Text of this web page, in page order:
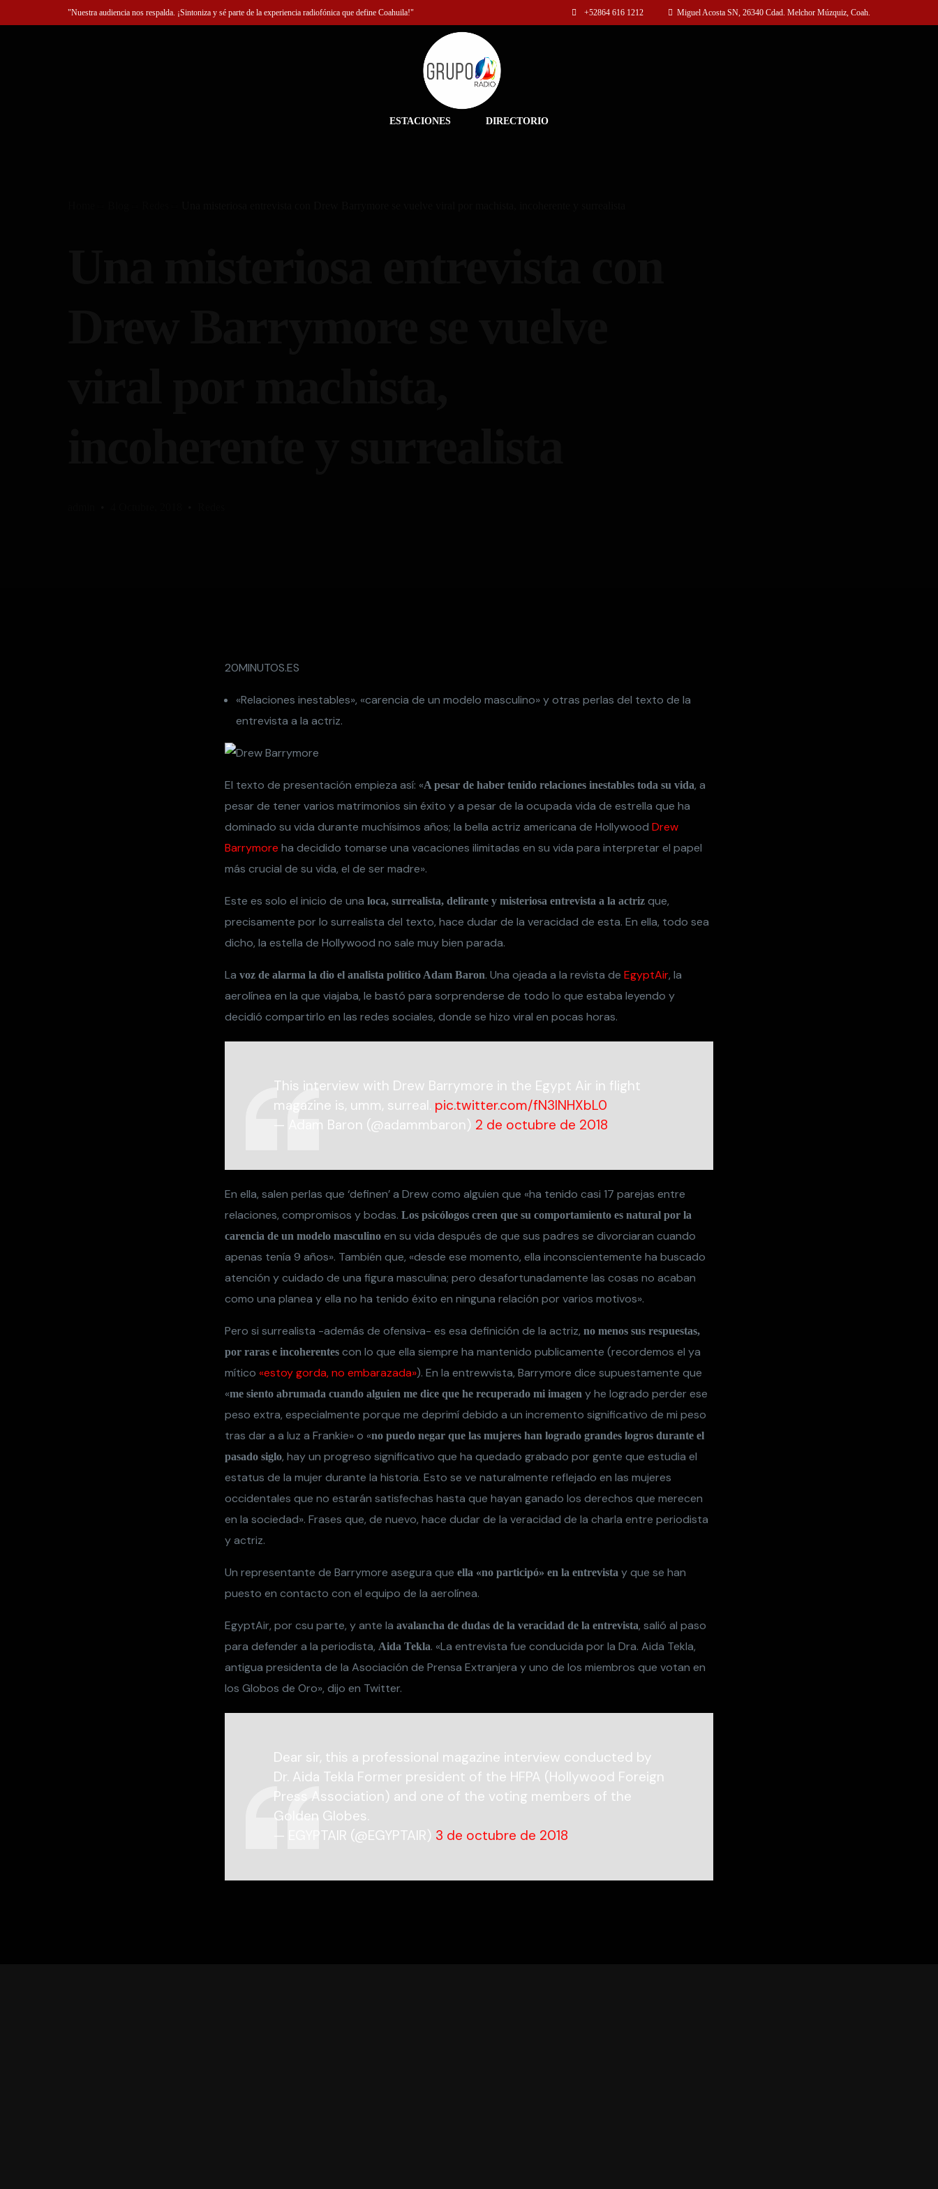
"Nuestra audiencia nos respalda. ¡Sintoniza y sé parte de la experiencia radiofónica que define Coahuila!" +52864 616 1212 Miguel Acosta SN, 26340 Cdad. Melchor Múzquiz, Coah.
ESTACIONES DIRECTORIO
20MINUTOS.ES
«Relaciones inestables», «carencia de un modelo masculino» y otras perlas del texto de la
entrevista a la actriz.
El texto de presentación empieza así: «A pesar de haber tenido relaciones inestables toda su vida, a
pesar de tener varios matrimonios sin éxito y a pesar de la ocupada vida de estrella que ha
dominado su vida durante muchísimos años; la bella actriz americana de Hollywood Drew
Barrymore ha decidido tomarse una vacaciones ilimitadas en su vida para interpretar el papel
más crucial de su vida, el de ser madre».
Este es solo el inicio de una loca, surrealista, delirante y misteriosa entrevista a la actriz que,
precisamente por lo surrealista del texto, hace dudar de la veracidad de esta. En ella, todo sea
dicho, la estella de Hollywood no sale muy bien parada.
La voz de alarma la dio el analista político Adam Baron. Una ojeada a la revista de EgyptAir, la
aerolínea en la que viajaba, le bastó para sorprenderse de todo lo que estaba leyendo y
decidió compartirlo en las redes sociales, donde se hizo viral en pocas horas.
This interview with Drew Barrymore in the Egypt Air in flight
magazine is, umm, surreal. pic.twitter.com/fN3lNHXbL0
— Adam Baron (@adammbaron) 2 de octubre de 2018
En ella, salen perlas que ‘definen’ a Drew como alguien que «ha tenido casi 17 parejas entre
relaciones, compromisos y bodas. Los psicólogos creen que su comportamiento es natural por la
carencia de un modelo masculino en su vida después de que sus padres se divorciaran cuando
apenas tenía 9 años». También que, «desde ese momento, ella inconscientemente ha buscado
atención y cuidado de una figura masculina; pero desafortunadamente las cosas no acaban
como una planea y ella no ha tenido éxito en ninguna relación por varios motivos».
Pero si surrealista -además de ofensiva- es esa definición de la actriz, no menos sus respuestas,
por raras e incoherentes con lo que ella siempre ha mantenido publicamente (recordemos el ya
mítico «estoy gorda, no embarazada»). En la entrewvista, Barrymore dice supuestamente que
«me siento abrumada cuando alguien me dice que he recuperado mi imagen y he logrado perder ese
peso extra, especialmente porque me deprimí debido a un incremento significativo de mi peso
tras dar a a luz a Frankie» o «no puedo negar que las mujeres han logrado grandes logros durante el
pasado siglo, hay un progreso significativo que ha quedado grabado por gente que estudia el
estatus de la mujer durante la historia. Esto se ve naturalmente reflejado en las mujeres
occidentales que no estarán satisfechas hasta que hayan ganado los derechos que merecen
en la sociedad». Frases que, de nuevo, hace dudar de la veracidad de la charla entre periodista
y actriz.
Un representante de Barrymore asegura que ella «no participó» en la entrevista y que se han
puesto en contacto con el equipo de la aerolínea.
EgyptAir, por csu parte, y ante la avalancha de dudas de la veracidad de la entrevista, salió al paso
para defender a la periodista, Aida Tekla. «La entrevista fue conducida por la Dra. Aida Tekla,
antigua presidenta de la Asociación de Prensa Extranjera y uno de los miembros que votan en
los Globos de Oro», dijo en Twitter.
Dear sir, this a professional magazine interview conducted by
Dr. Aida Tekla Former president of the HFPA (Hollywood Foreign
Press Association) and one of the voting members of the
Golden Globes.
— EGYPTAIR (@EGYPTAIR) 3 de octubre de 2018